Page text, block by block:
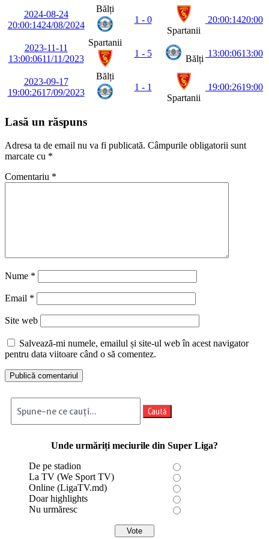
2024-08-24
20:00:1424/08/2024
Bălți
1 - 0
Spartanii
20:00:1420:00
2023-11-11
13:00:0611/11/2023
Spartanii
1 - 5
Bălți
13:00:0613:00
2023-09-17
19:00:2617/09/2023
Bălți
1 - 1
Spartanii
19:00:2619:00
Lasă un răspuns
Adresa ta de email nu va fi publicată. Câmpurile obligatorii sunt
marcate cu *
Comentariu *
Nume *
Email *
Site web
Salvează-mi numele, emailul și site-ul web în acest navigator
pentru data viitoare când o să comentez.
Caută
Unde urmăriți meciurile din Super Liga?
De pe stadion
La TV (We Sport TV)
Online (LigaTV.md)
Doar highlights
Nu urmăresc